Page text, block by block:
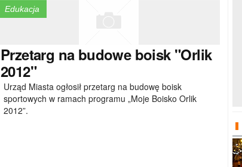
Edukacja
Przetarg na budowe boisk "Orlik
2012"
Urząd Miasta ogłosił przetarg na budowę boisk
sportowych w ramach programu „Moje Boisko Orlik
2012”.